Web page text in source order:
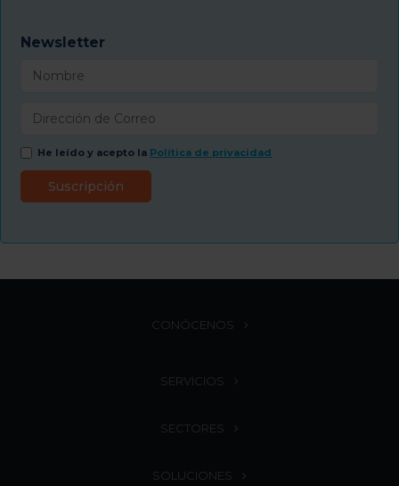
Newsletter
He leído y acepto la Política de privacidad
CONÓCENOS
SERVICIOS
SECTORES
SOLUCIONES